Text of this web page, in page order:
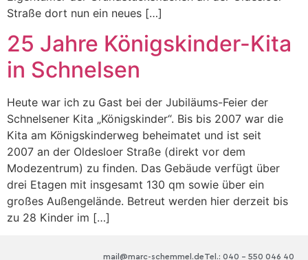
Straße dort nun ein neues […]
25 Jahre Königskinder-Kita
in Schnelsen
Heute war ich zu Gast bei der Jubiläums-Feier der
Schnelsener Kita „Königskinder“. Bis bis 2007 war die
Kita am Königskinderweg beheimatet und ist seit
2007 an der Oldesloer Straße (direkt vor dem
Modezentrum) zu finden. Das Gebäude verfügt über
drei Etagen mit insgesamt 130 qm sowie über ein
großes Außengelände. Betreut werden hier derzeit bis
zu 28 Kinder im […]
Tel.: 040 – 550 046 40
mail@marc-schemmel.de